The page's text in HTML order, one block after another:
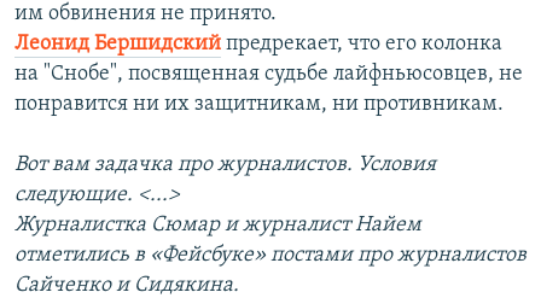
им обвинения не принято.
Леонид Бершидский предрекает, что его колонка
на "Снобе", посвященная судьбе лайфньюсовцев, не
понравится ни их защитникам, ни противникам.
Вот вам задачка про журналистов. Условия
следующие. <...>
Журналистка Сюмар и журналист Найем
отметились в «Фейсбуке» постами про журналистов
Сайченко и Сидякина.